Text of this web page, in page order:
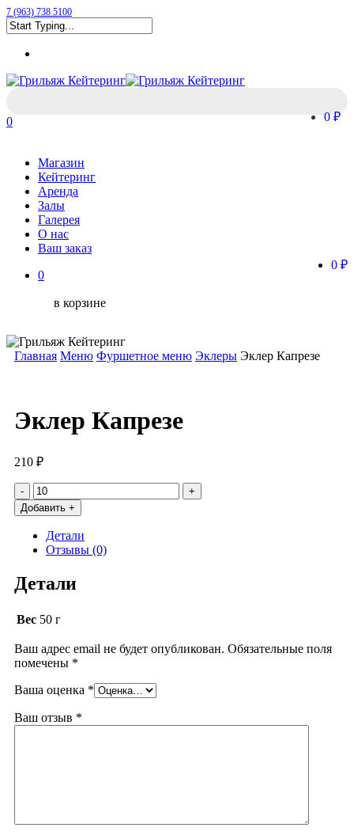
Skip
to
content
7 (963) 738 5100
Search
0 ₽
0
Магазин
Кейтеринг
Аренда
Залы
Галерея
О нас
Ваш заказ
0 ₽
0
в корзине
Главная Меню Фуршетное меню Эклеры Эклер Капрезе
Эклер Капрезе
210 ₽
Количество
товара
Эклер
Капрезе
Добавить +
Детали
Отзывы (0)
Детали
Вес 50 г
Ваш адрес email не будет опубликован. Обязательные поля
помечены *
Ваша оценка *
Ваш отзыв *